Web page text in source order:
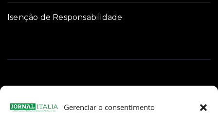
Gerenciar o consentimento
Isenção de Responsabilidade